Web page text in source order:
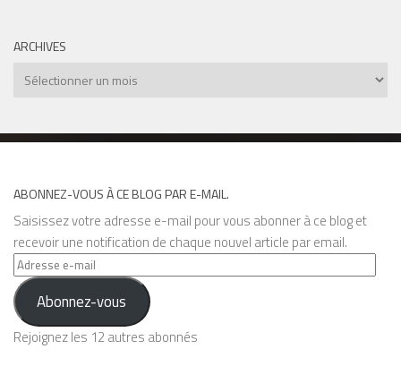
ARCHIVES
Archives
ABONNEZ-VOUS À CE BLOG PAR E-MAIL.
Saisissez votre adresse e-mail pour vous abonner à ce blog et
recevoir une notification de chaque nouvel article par email.
Adresse
e-
mail Abonnez-vous
Rejoignez les 12 autres abonnés